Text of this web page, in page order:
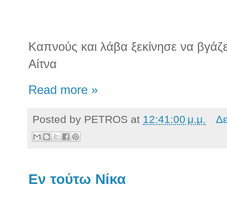
Καπνούς και λάβα ξεκίνησε να
Αίτνα
Read more »
Posted by PETROS at 12:41:00 μ.μ.
Εν τούτω Νίκα